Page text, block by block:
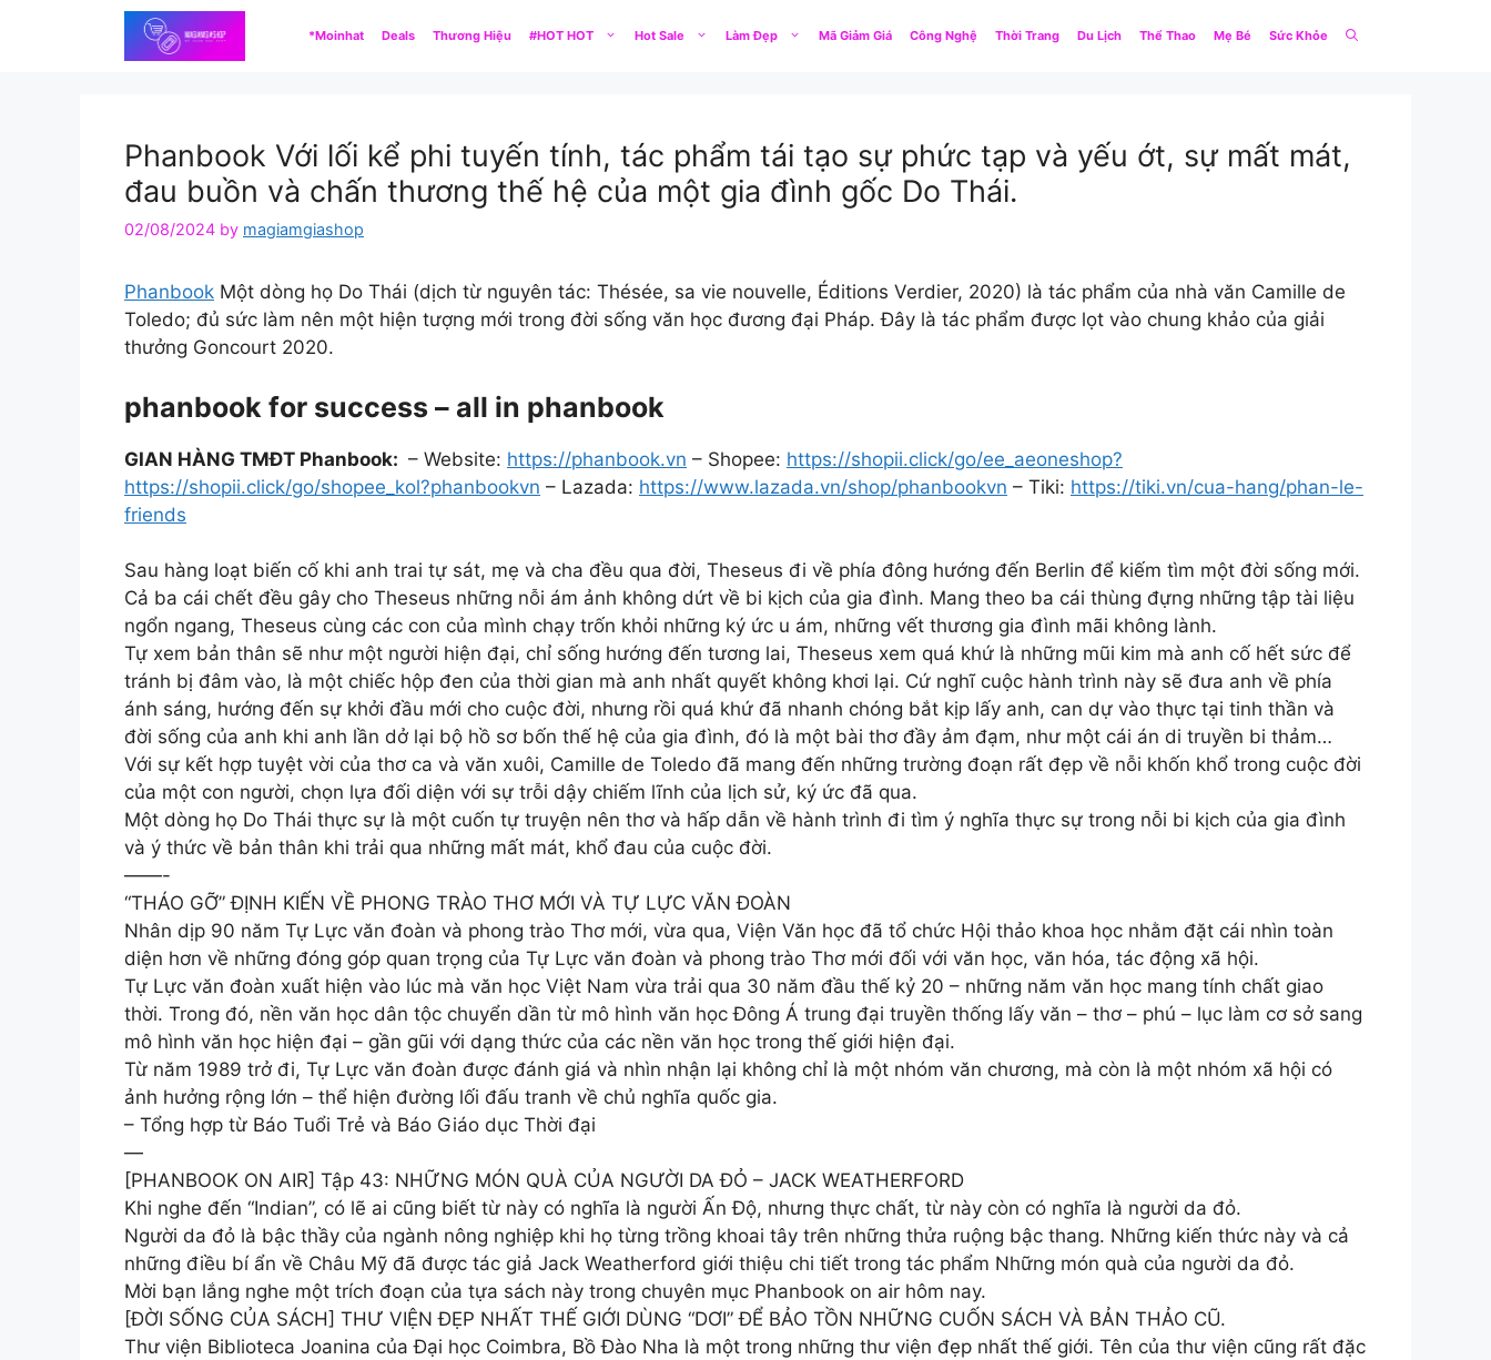
*Moinhat Deals Thương Hiệu #HOT HOT Hot Sale Làm Đẹp Mã Giảm Giá Công Nghệ Thời Trang Du Lịch Thể Thao Mẹ Bé Sức Khỏe
Phanbook Với lối kể phi tuyến tính, tác phẩm tái tạo sự phức tạp và yếu ớt, sự mất mát,
đau buồn và chấn thương thế hệ của một gia đình gốc Do Thái.
02/08/2024 by magiamgiashop
Phanbook Một dòng họ Do Thái (dịch từ nguyên tác: Thésée, sa vie nouvelle, Éditions Verdier, 2020) là tác phẩm của nhà văn Camille de
Toledo; đủ sức làm nên một hiện tượng mới trong đời sống văn học đương đại Pháp. Đây là tác phẩm được lọt vào chung khảo của giải
thưởng Goncourt 2020.
phanbook for success – all in phanbook
GIAN HÀNG TMĐT Phanbook: – Website: https://phanbook.vn – Shopee: https://shopii.click/go/ee_aeoneshop?
https://shopii.click/go/shopee_kol?phanbookvn – Lazada: https://www.lazada.vn/shop/phanbookvn – Tiki: https://tiki.vn/cua-hang/phan-le-
friends
Sau hàng loạt biến cố khi anh trai tự sát, mẹ và cha đều qua đời, Theseus đi về phía đông hướng đến Berlin để kiếm tìm một đời sống mới.
Cả ba cái chết đều gây cho Theseus những nỗi ám ảnh không dứt về bi kịch của gia đình. Mang theo ba cái thùng đựng những tập tài liệu
ngổn ngang, Theseus cùng các con của mình chạy trốn khỏi những ký ức u ám, những vết thương gia đình mãi không lành.
Tự xem bản thân sẽ như một người hiện đại, chỉ sống hướng đến tương lai, Theseus xem quá khứ là những mũi kim mà anh cố hết sức để
tránh bị đâm vào, là một chiếc hộp đen của thời gian mà anh nhất quyết không khơi lại. Cứ nghĩ cuộc hành trình này sẽ đưa anh về phía
ánh sáng, hướng đến sự khởi đầu mới cho cuộc đời, nhưng rồi quá khứ đã nhanh chóng bắt kịp lấy anh, can dự vào thực tại tinh thần và
đời sống của anh khi anh lần dở lại bộ hồ sơ bốn thế hệ của gia đình, đó là một bài thơ đầy ảm đạm, như một cái án di truyền bi thảm…
Với sự kết hợp tuyệt vời của thơ ca và văn xuôi, Camille de Toledo đã mang đến những trường đoạn rất đẹp về nỗi khốn khổ trong cuộc đời
của một con người, chọn lựa đối diện với sự trỗi dậy chiếm lĩnh của lịch sử, ký ức đã qua.
Một dòng họ Do Thái thực sự là một cuốn tự truyện nên thơ và hấp dẫn về hành trình đi tìm ý nghĩa thực sự trong nỗi bi kịch của gia đình
và ý thức về bản thân khi trải qua những mất mát, khổ đau của cuộc đời.
——-
“THÁO GỠ” ĐỊNH KIẾN VỀ PHONG TRÀO THƠ MỚI VÀ TỰ LỰC VĂN ĐOÀN
Nhân dịp 90 năm Tự Lực văn đoàn và phong trào Thơ mới, vừa qua, Viện Văn học đã tổ chức Hội thảo khoa học nhằm đặt cái nhìn toàn
diện hơn về những đóng góp quan trọng của Tự Lực văn đoàn và phong trào Thơ mới đối với văn học, văn hóa, tác động xã hội.
Tự Lực văn đoàn xuất hiện vào lúc mà văn học Việt Nam vừa trải qua 30 năm đầu thế kỷ 20 – những năm văn học mang tính chất giao
thời. Trong đó, nền văn học dân tộc chuyển dần từ mô hình văn học Đông Á trung đại truyền thống lấy văn – thơ – phú – lục làm cơ sở sang
mô hình văn học hiện đại – gần gũi với dạng thức của các nền văn học trong thế giới hiện đại.
Từ năm 1989 trở đi, Tự Lực văn đoàn được đánh giá và nhìn nhận lại không chỉ là một nhóm văn chương, mà còn là một nhóm xã hội có
ảnh hưởng rộng lớn – thể hiện đường lối đấu tranh về chủ nghĩa quốc gia.
– Tổng hợp từ Báo Tuổi Trẻ và Báo Giáo dục Thời đại
—
[PHANBOOK ON AIR] Tập 43: NHỮNG MÓN QUÀ CỦA NGƯỜI DA ĐỎ – JACK WEATHERFORD
Khi nghe đến “Indian”, có lẽ ai cũng biết từ này có nghĩa là người Ấn Độ, nhưng thực chất, từ này còn có nghĩa là người da đỏ.
Người da đỏ là bậc thầy của ngành nông nghiệp khi họ từng trồng khoai tây trên những thửa ruộng bậc thang. Những kiến thức này và cả
những điều bí ẩn về Châu Mỹ đã được tác giả Jack Weatherford giới thiệu chi tiết trong tác phẩm Những món quà của người da đỏ.
Mời bạn lắng nghe một trích đoạn của tựa sách này trong chuyên mục Phanbook on air hôm nay.
[ĐỜI SỐNG CỦA SÁCH] THƯ VIỆN ĐẸP NHẤT THẾ GIỚI DÙNG “DƠI” ĐỂ BẢO TỒN NHỮNG CUỐN SÁCH VÀ BẢN THẢO CŨ.
Thư viện Biblioteca Joanina của Đại học Coimbra, Bồ Đào Nha là một trong những thư viện đẹp nhất thế giới. Tên của thư viện cũng rất đặc